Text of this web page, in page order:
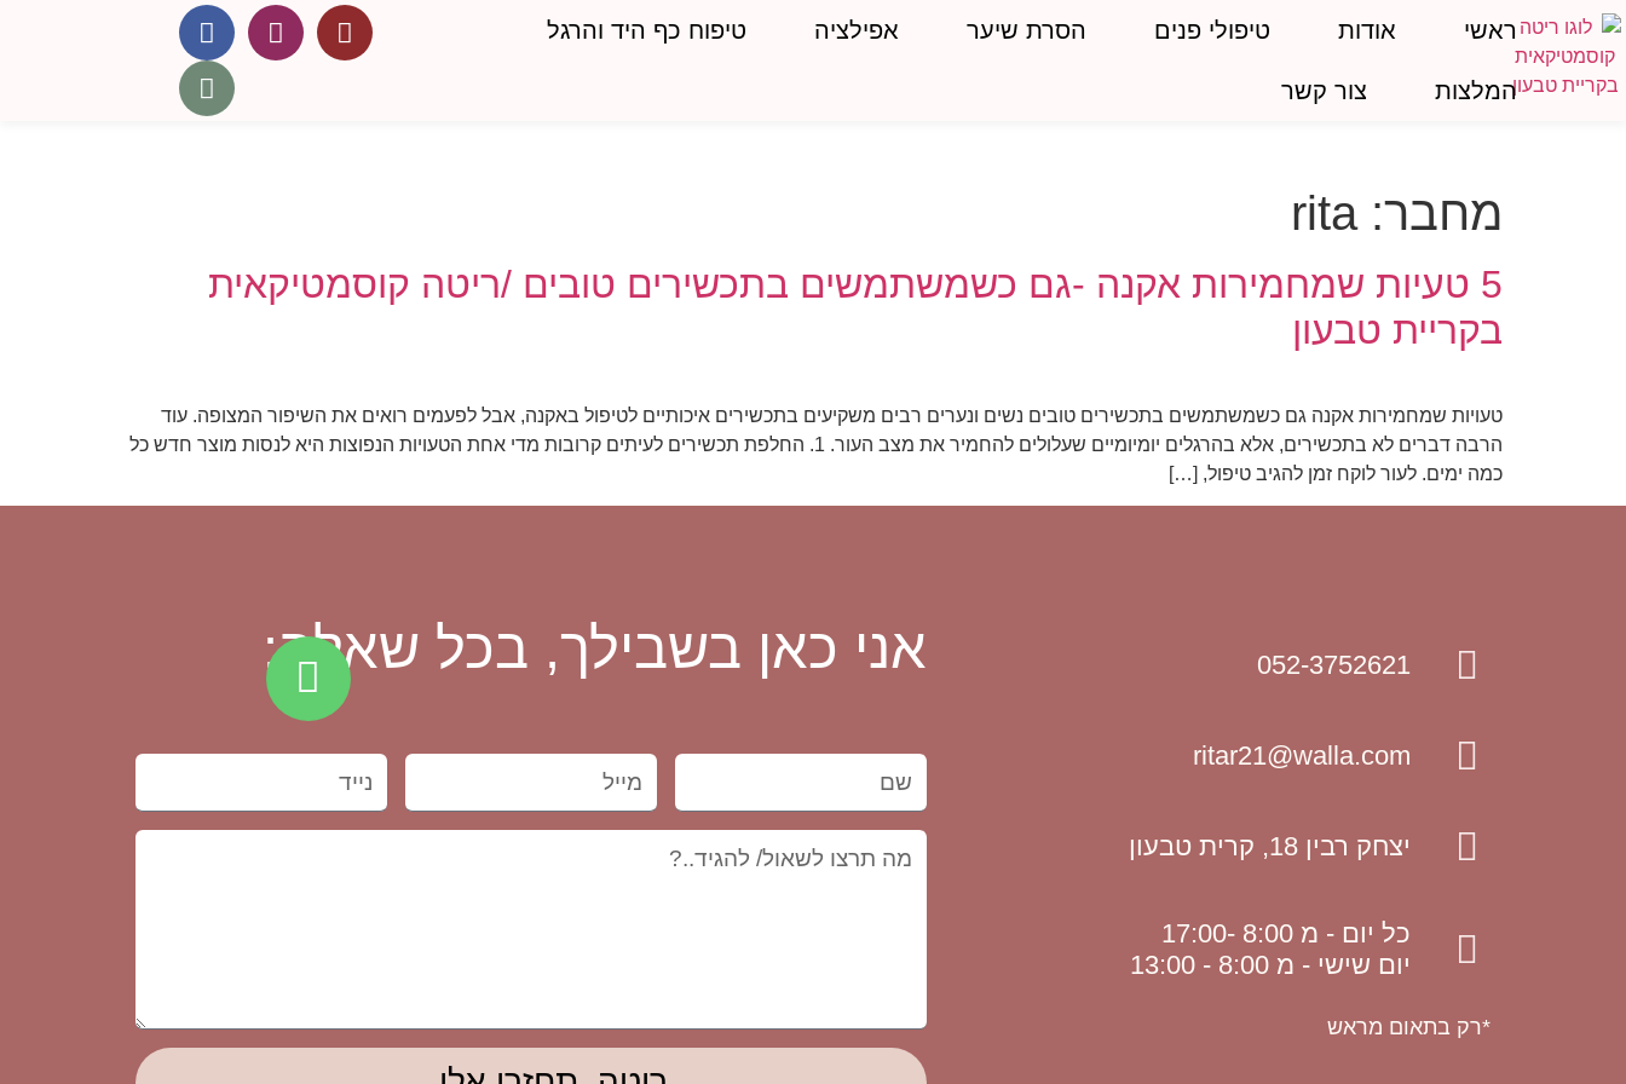
ראשי אודות טיפולי פנים הסרת שיער אפילציה טיפוח כף היד והרגל
המלצות צור קשר
מחבר:rita
5 טעיות שמחמירות אקנה -גם כשמשתמשים בתכשירים טובים /ריטה קוסמטיקאית
בקריית טבעון
טעויות שמחמירות אקנה גם כשמשתמשים בתכשירים טובים נשים ונערים רבים משקיעים בתכשירים איכותיים לטיפול באקנה, אבל לפעמים רואים את השיפור המצופה. עוד
הרבה דברים לא בתכשירים, אלא בהרגלים יומיומיים שעלולים להחמיר את מצב העור. 1. החלפת תכשירים לעיתים קרובות מדי אחת הטעויות הנפוצות היא לנסות מוצר חדש כל
כמה ימים. לעור לוקח זמן להגיב טיפול, […]
052-3752621
ritar21@walla.com
יצחק רבין 18, קרית טבעון
כל יום - מ 8:00 -17:00
יום שישי - מ 8:00 - 13:00
*רק בתאום מראש
אני כאן בשבילך, בכל שאלה: